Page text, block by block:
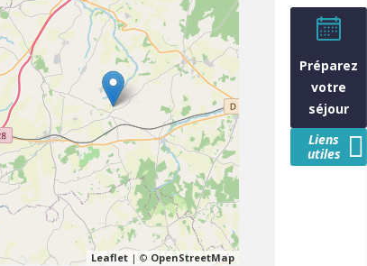
Leaflet| © OpenStreetMap
Préparez
votre
séjour
Liens
utiles